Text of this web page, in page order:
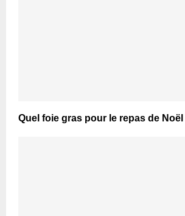
Quel foie gras pour le repas de Noël